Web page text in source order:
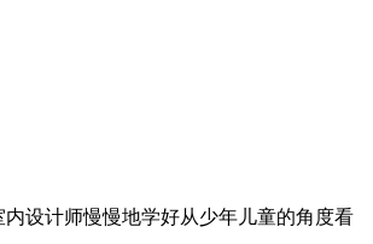
设计师慢慢地学好从少年儿童的角度看